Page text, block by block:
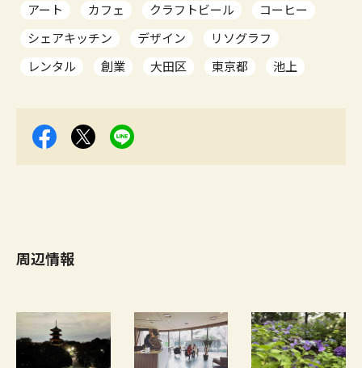
アート カフェ クラフトビール
コーヒー
シェアキッチン
デザイン
リソグラフ
レンタル
創業 大田区 東京都 池上
周辺情報